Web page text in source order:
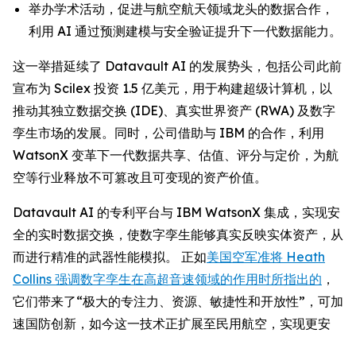
举办学术活动，促进与航空航天领域龙头的数据合作，
利用 AI 通过预测建模与安全验证提升下一代数据能力。
这一举措延续了 Datavault AI 的发展势头，包括公司此前
宣布为 Scilex 投资 1.5 亿美元，用于构建超级计算机，以
推动其独立数据交换 (IDE)、真实世界资产 (RWA) 及数字
孪生市场的发展。同时，公司借助与 IBM 的合作，利用
WatsonX 变革下一代数据共享、估值、评分与定价，为航
空等行业释放不可篡改且可变现的资产价值。
Datavault AI 的专利平台与 IBM WatsonX 集成，实现安
全的实时数据交换，使数字孪生能够真实反映实体资产，从
而进行精准的武器性能模拟。 正如美国空军准将 Heath
Collins 强调数字孪生在高超音速领域的作用时所指出的 ，
它们带来了“极大的专注力、资源、敏捷性和开放性”，可加
速国防创新，如今这一技术正扩展至民用航空，实现更安